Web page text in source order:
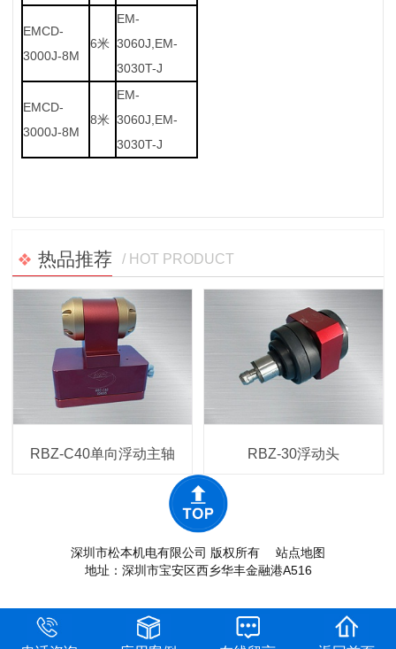
EMCD-
3000J-8M
6米
EM-
3060J,EM-
3030T-J
EMCD-
3000J-8M
8米
EM-
3060J,EM-
3030T-J
热品推荐 / HOT PRODUCT
RBZ-C40单向浮动主轴 RBZ-30浮动头
深圳市松本机电有限公司 版权所有 站点地图
地址：深圳市宝安区西乡华丰金融港A516